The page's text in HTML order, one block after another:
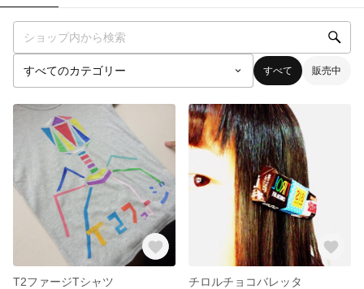
すべて 販売中
T2ファージTシャツ
チロルチョコバレッタ